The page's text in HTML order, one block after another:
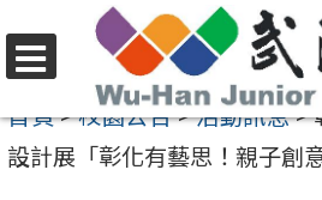
至
要
選
單
首頁>校園公告>活動訊息>
設計展「彰化有藝思！親子創意